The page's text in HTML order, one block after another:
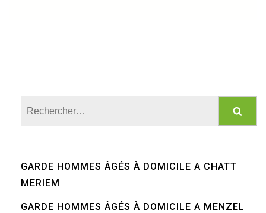
GARDE HOMMES ÂGÉS À DOMICILE A CHATT
MERIEM
GARDE HOMMES ÂGÉS À DOMICILE A MENZEL